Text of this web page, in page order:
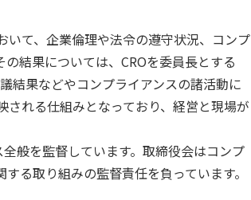
て、企業倫理や法令の遵守状況、コンプ
結果については、CROを委員長とする
結果などやコンプライアンスの諸活動に
れる仕組みとなっており、経営と現場が
般を監督しています。取締役会はコンプ
る取り組みの監督責任を負っています。